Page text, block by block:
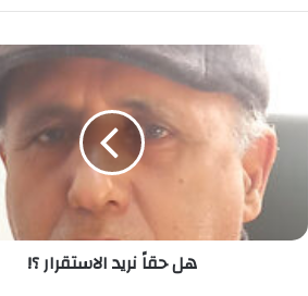
هل حقاً نريد الاستقرار ؟!